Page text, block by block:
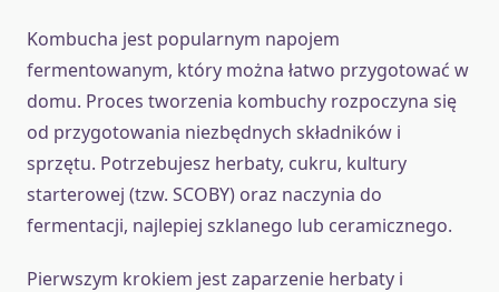
Kombucha jest popularnym napojem
fermentowanym, który można łatwo przygotować w
domu. Proces tworzenia kombuchy rozpoczyna się
od przygotowania niezbędnych składników i
sprzętu. Potrzebujesz herbaty, cukru, kultury
starterowej (tzw. SCOBY) oraz naczynia do
fermentacji, najlepiej szklanego lub ceramicznego.
Pierwszym krokiem jest zaparzenie herbaty i